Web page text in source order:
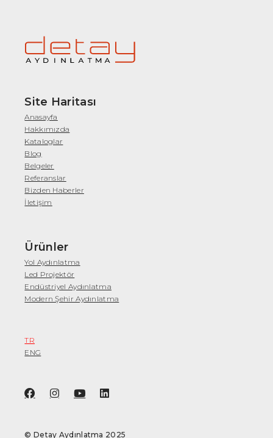
Site Haritası
Anasayfa
Hakkımızda
Kataloglar
Blog
Belgeler
Referanslar
Bizden Haberler
İletişim
Ürünler
Yol Aydınlatma
Led Projektör
Endüstriyel Aydınlatma
Modern Şehir Aydınlatma
TR
ENG
© Detay Aydınlatma 2025